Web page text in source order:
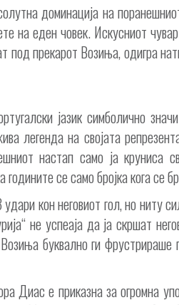
доминација на
на еден човек. Искусниот
прекарот Возиња, одигра
јазик симболично
легенда на својата
настап само ја круниса
се само бројка кога се
кон неговиот гол, но ниту
не успеаја да ја скршат
буквално ги фрустрираше
Диас е приказна за огромна